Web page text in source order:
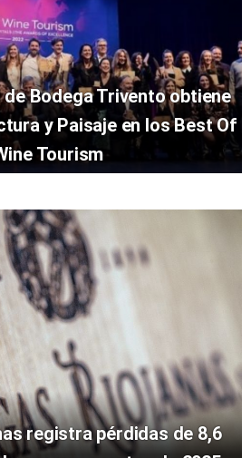
de Bodega Trivento obtiene
y Paisaje en los Best Of
Tourism
registra pérdidas de 8,6